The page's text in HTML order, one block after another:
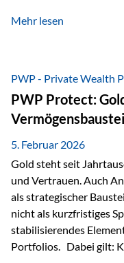
was bekommen – wann
bei größeren Vermögen
Mehr lesen
PWP - Private Wealth
PWP Protect:
5. Februar 2026
Gold steht seit
und Vertrauen. Auch
als strategischer
nicht als kurzfristiges
stabilisierendes
Portfolios. Dabei gilt: Kurzfristige Kursrückgänge und